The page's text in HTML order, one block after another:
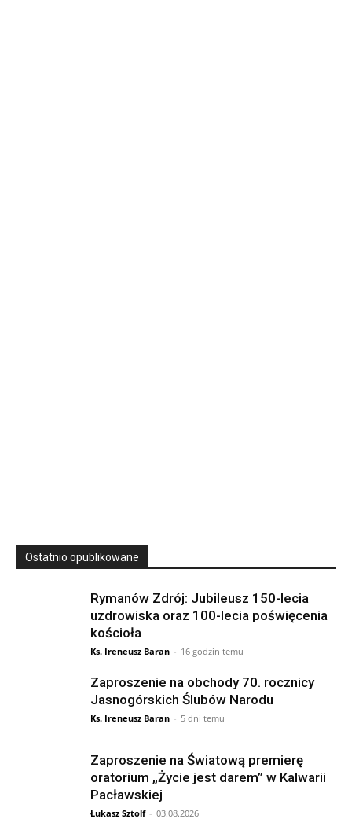
Ostatnio opublikowane
Rymanów Zdrój: Jubileusz 150-lecia
uzdrowiska oraz 100-lecia poświęcenia
kościoła
Ks. Ireneusz Baran - 16 godzin temu
Zaproszenie na obchody 70. rocznicy
Jasnogórskich Ślubów Narodu
Ks. Ireneusz Baran - 5 dni temu
Zaproszenie na Światową premierę
oratorium „Życie jest darem” w Kalwarii
Pacławskiej
Łukasz Sztolf - 03.08.2026